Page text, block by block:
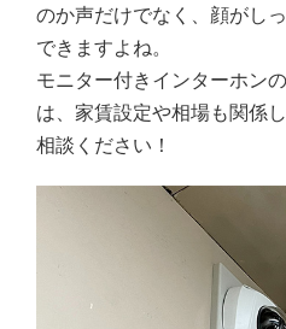
のか声だけでなく、顔がし
できますよね。
モニター付きインターホン
は、家賃設定や相場も関係
相談ください！